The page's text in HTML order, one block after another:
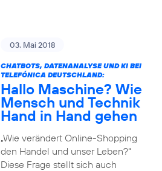
03. Mai 2018
CHATBOTS, DATENANALYSE UND KI BEI
TELEFÓNICA DEUTSCHLAND:
Hallo Maschine? Wie
Mensch und Technik
Hand in Hand gehen
„Wie verändert Online-Shopping
den Handel und unser Leben?“
Diese Frage stellt sich auch